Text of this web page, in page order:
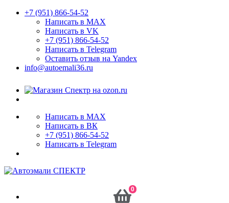
+7 (951) 866-54-52
Написать в MAX
Написать в VK
+7 (951) 866-54-52
Написать в Telegram
Оставить отзыв на Yandex
info@autoemali36.ru
Написать в MAX
Написать в ВК
+7 (951) 866-54-52
Написать в Telegram
0